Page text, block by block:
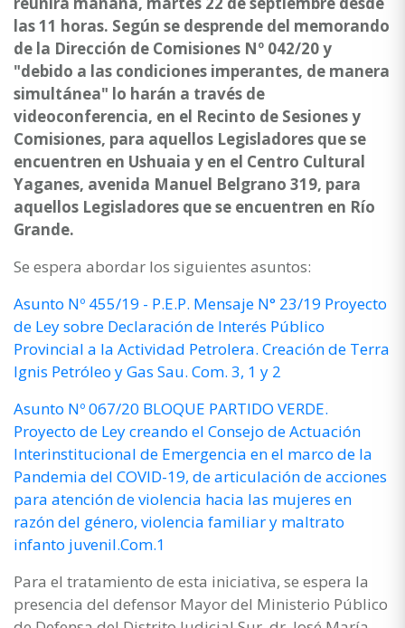
las 11 horas. Según se desprende del memorando
de la Dirección de Comisiones Nº 042/20 y
"debido a las condiciones imperantes, de manera
simultánea" lo harán a través de
videoconferencia, en el Recinto de Sesiones y
Comisiones, para aquellos Legisladores que se
encuentren en Ushuaia y en el Centro Cultural
Yaganes, avenida Manuel Belgrano 319, para
aquellos Legisladores que se encuentren en Río
Grande.
Se espera abordar los siguientes asuntos:
Asunto Nº 455/19 - P.E.P. Mensaje N° 23/19 Proyecto
de Ley sobre Declaración de Interés Público
Provincial a la Actividad Petrolera. Creación de Terra
Ignis Petróleo y Gas Sau. Com. 3, 1 y 2
Asunto Nº 067/20 BLOQUE PARTIDO VERDE.
Proyecto de Ley creando el Consejo de Actuación
Interinstitucional de Emergencia en el marco de la
Pandemia del COVID-19, de articulación de acciones
para atención de violencia hacia las mujeres en
razón del género, violencia familiar y maltrato
infanto juvenil.Com.1
Para el tratamiento de esta iniciativa, se espera la
presencia del defensor Mayor del Ministerio Público